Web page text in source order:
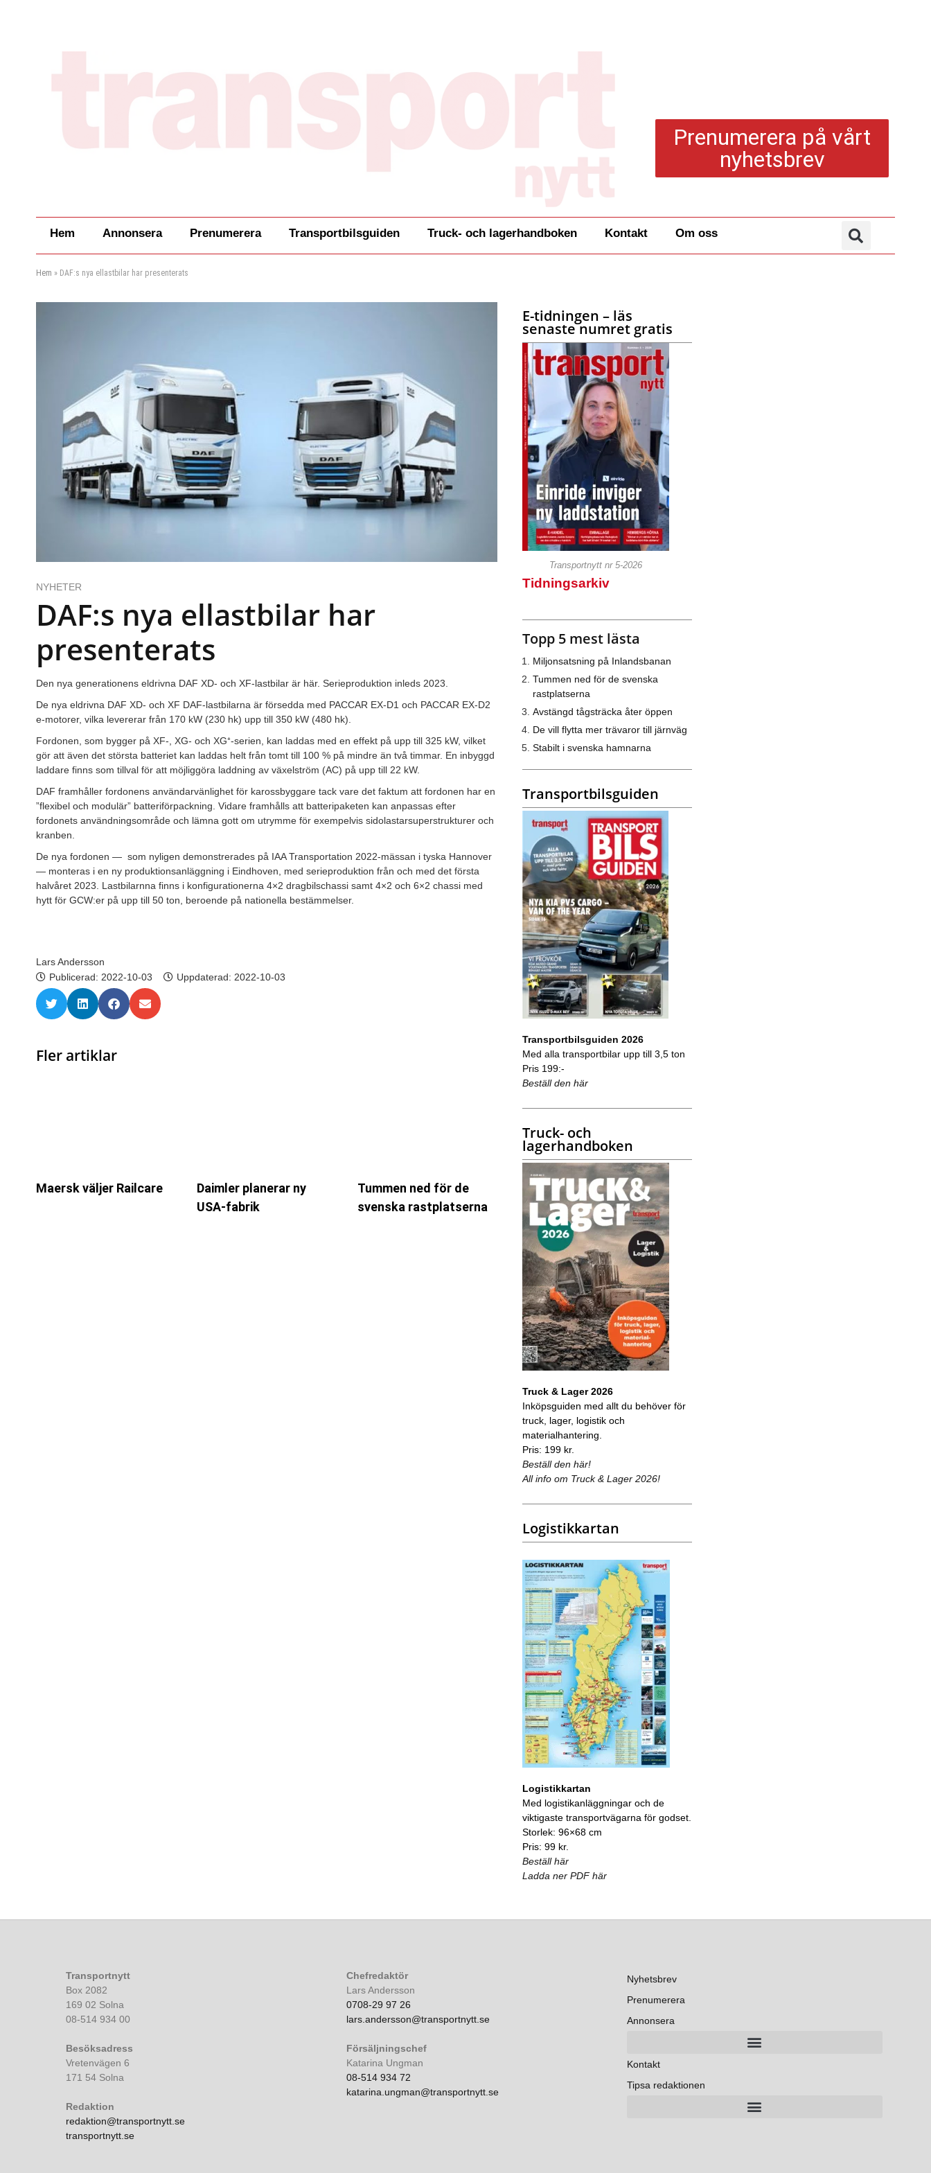
Prenumerera på vårt
nyhetsbrev
Hem Annonsera Prenumerera Transportbilsguiden Truck- och lagerhandboken Kontakt Om oss
Hem » DAF:s nya ellastbilar har presenterats
NYHETER
DAF:s nya ellastbilar har
presenterats
Den nya generationens eldrivna DAF XD- och XF-lastbilar är här. Serieproduktion inleds 2023.
De nya eldrivna DAF XD- och XF DAF-lastbilarna är försedda med PACCAR EX-D1 och PACCAR EX-D2
e-motorer, vilka levererar från 170 kW (230 hk) upp till 350 kW (480 hk).
Fordonen, som bygger på XF-, XG- och XG⁺-serien, kan laddas med en effekt på upp till 325 kW, vilket
gör att även det största batteriet kan laddas helt från tomt till 100 % på mindre än två timmar. En inbyggd
laddare finns som tillval för att möjliggöra laddning av växelström (AC) på upp till 22 kW.
DAF framhåller fordonens användarvänlighet för karossbyggare tack vare det faktum att fordonen har en
”flexibel och modulär” batteriförpackning. Vidare framhålls att batteripaketen kan anpassas efter
fordonets användningsområde och lämna gott om utrymme för exempelvis sidolastarsuperstrukturer och
kranben.
De nya fordonen — som nyligen demonstrerades på IAA Transportation 2022-mässan i tyska Hannover
— monteras i en ny produktionsanläggning i Eindhoven, med serieproduktion från och med det första
halvåret 2023. Lastbilarnna finns i konfigurationerna 4×2 dragbilschassi samt 4×2 och 6×2 chassi med
hytt för GCW:er på upp till 50 ton, beroende på nationella bestämmelser.
Lars Andersson
Publicerad: 2022-10-03 Uppdaterad: 2022-10-03
Fler artiklar
Maersk väljer Railcare
Daimler planerar ny
USA-fabrik
Tummen ned för de
svenska rastplatserna
E-tidningen – läs
senaste numret gratis
Transportnytt nr 5-2026
Tidningsarkiv
Topp 5 mest lästa
Miljonsatsning på Inlandsbanan
Tummen ned för de svenska
rastplatserna
Avstängd tågsträcka åter öppen
De vill flytta mer trävaror till järnväg
Stabilt i svenska hamnarna
Transportbilsguiden
Transportbilsguiden 2026
Med alla transportbilar upp till 3,5 ton
Pris 199:-
Beställ den här
Truck- och
lagerhandboken
Truck & Lager 2026
Inköpsguiden med allt du behöver för
truck, lager, logistik och
materialhantering.
Pris: 199 kr.
Beställ den här!
All info om Truck & Lager 2026!
Logistikkartan
Logistikkartan
Med logistikanläggningar och de
viktigaste transportvägarna för godset.
Storlek: 96×68 cm
Pris: 99 kr.
Beställ här
Ladda ner PDF här
Transportnytt
Box 2082
169 02 Solna
08-514 934 00
Besöksadress
Vretenvägen 6
171 54 Solna
Redaktion
redaktion@transportnytt.se
transportnytt.se
Chefredaktör
Lars Andersson
0708-29 97 26
lars.andersson@transportnytt.se
Försäljningschef
Katarina Ungman
08-514 934 72
katarina.ungman@transportnytt.se
Nyhetsbrev
Prenumerera
Annonsera
Kontakt
Tipsa redaktionen